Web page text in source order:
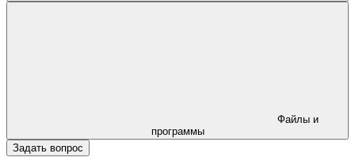
программы
Задать вопрос